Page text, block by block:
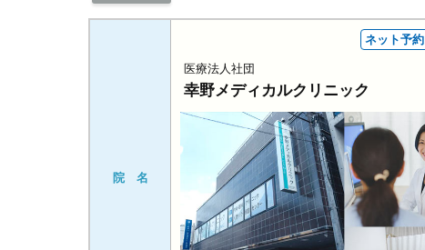
院 名
ネット予約
医療法人社団
幸野メディカルクリニック